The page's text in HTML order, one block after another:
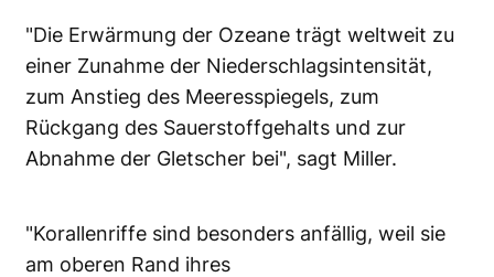
"Die Erwärmung der Ozeane trägt weltweit zu
einer Zunahme der Niederschlagsintensität,
zum Anstieg des Meeresspiegels, zum
Rückgang des Sauerstoffgehalts und zur
Abnahme der Gletscher bei", sagt Miller.
"Korallenriffe sind besonders anfällig, weil sie
am oberen Rand ihres